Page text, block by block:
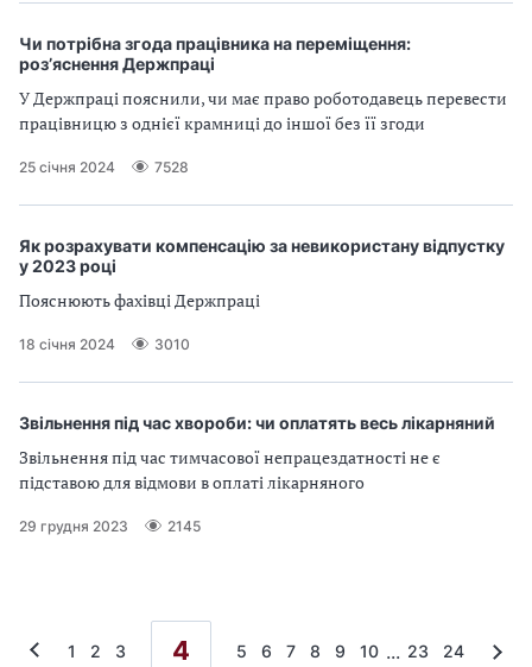
Чи потрібна згода працівника на переміщення:
роз’яснення Держпраці
У Держпраці пояснили, чи має право роботодавець перевести
працівницю з однієї крамниці до іншої без її згоди
25 січня 2024 7528
Як розрахувати компенсацію за невикористану відпустку
у 2023 році
Пояснюють фахівці Держпраці
18 січня 2024 3010
Звільнення під час хвороби: чи оплатять весь лікарняний
Звільнення під час тимчасової непрацездатності не є
підставою для відмови в оплаті лікарняного
29 грудня 2023 2145
1 2 3 4 5 6 7 8 9 10 ... 23 24